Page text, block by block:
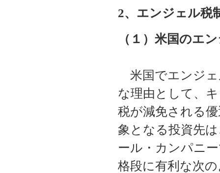
2、エンジェル税
（１）米国のエ
米国でエンジェ
な理由として、
税が減免される
象となる投資先
ール・カンパニ
格段に有利な次